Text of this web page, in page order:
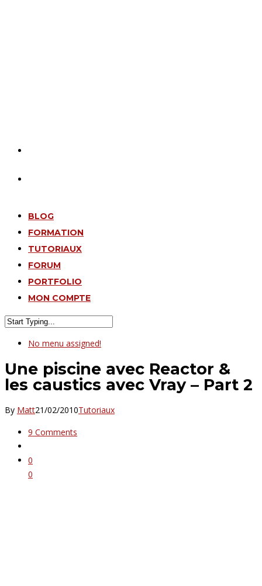
BLOG
FORMATION
TUTORIAUX
FORUM
PORTFOLIO
MON COMPTE
No menu assigned!
Une piscine avec Reactor &
les caustics avec Vray – Part 2
By Matt21/02/2010Tutoriaux
9 Comments
0
0